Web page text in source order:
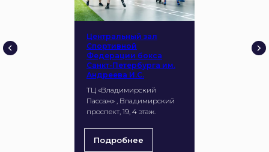
Центральный зал
Спортивной
Федерации бокса
Санкт-Петербурга им.
Андреева И.С.
ТЦ «Владимирский
Пассаж» , Владимирский
проспект, 19, 4 этаж.
Подробнее